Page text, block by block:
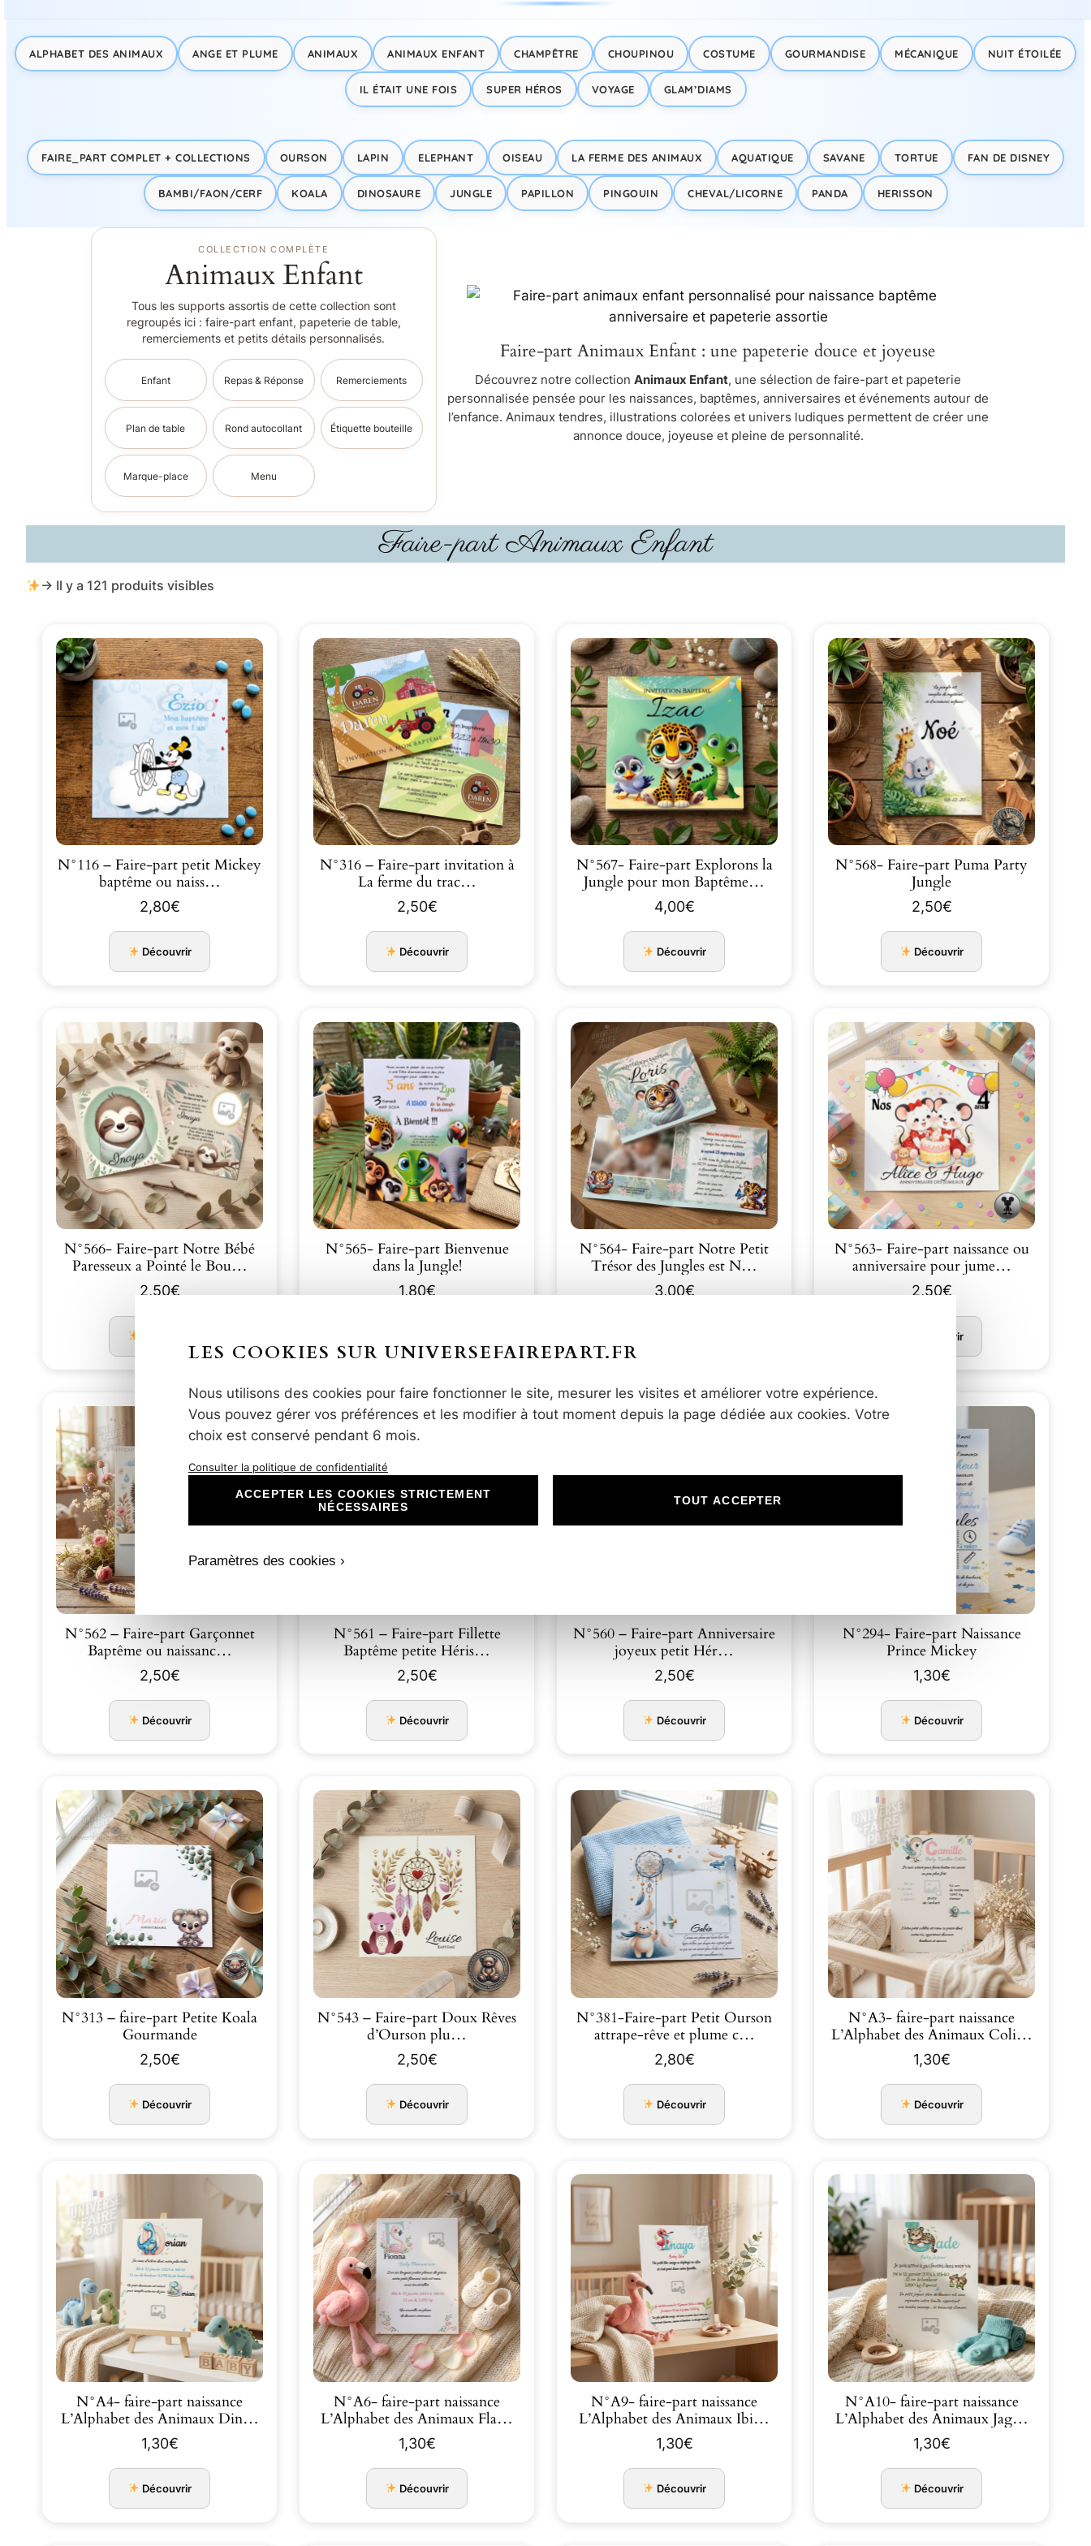
e
r
ALPHABET DES ANIMAUX ANGE ET PLUME ANIMAUX ANIMAUX ENFANT CHAMPÊTRE CHOUPINOU COSTUME GOURMANDISE MÉCANIQUE NUIT ÉTOILÉE
IL ÉTAIT UNE FOIS SUPER HÉROS VOYAGE GLAM’DIAMS
FAIRE_PART COMPLET + COLLECTIONS OURSON LAPIN ELEPHANT OISEAU LA FERME DES ANIMAUX AQUATIQUE SAVANE TORTUE FAN DE DISNEY
BAMBI/FAON/CERF KOALA DINOSAURE JUNGLE PAPILLON PINGOUIN CHEVAL/LICORNE PANDA HERISSON
COLLECTION COMPLÈTE
Animaux Enfant
Tous les supports assortis de cette collection sont
regroupés ici : faire-part enfant, papeterie de table,
remerciements et petits détails personnalisés.
Enfant Repas & Réponse Remerciements
Plan de table Rond autocollant Étiquette bouteille
Marque-place Menu
Faire-part Animaux Enfant : une papeterie douce et joyeuse
Découvrez notre collectionAnimaux Enfant, une sélection de faire-part et papeterie
personnalisée pensée pour les naissances, baptêmes, anniversaires et événements autour de
l’enfance. Animaux tendres, illustrations colorées et univers ludiques permettent de créer une
annonce douce, joyeuse et pleine de personnalité.
Faire-part Animaux Enfant
→ Il y a 121 produits visibles
N°116 – Faire-part petit Mickey
baptême ou naiss…
2,80€
Découvrir
N°316 – Faire-part invitation à
La ferme du trac…
2,50€
Découvrir
N°567- Faire-part Explorons la
Jungle pour mon Baptême…
4,00€
Découvrir
N°568- Faire-part Puma Party
Jungle
2,50€
Découvrir
N°566- Faire-part Notre Bébé
Paresseux a Pointé le Bou…
2,50€
N°565- Faire-part Bienvenue
dans la Jungle!
1,80€
N°564- Faire-part Notre Petit
Trésor des Jungles est N…
3,00€
N°563- Faire-part naissance ou
anniversaire pour jume…
2,50€
Découvrir
N°562 – Faire-part Garçonnet
Baptême ou naissanc…
2,50€
Découvrir
N°561 – Faire-part Fillette
Baptême petite Héris…
2,50€
Découvrir
N°560 – Faire-part Anniversaire
joyeux petit Hér…
2,50€
Découvrir
N°294- Faire-part Naissance
Prince Mickey
1,30€
Découvrir
N°313 – faire-part Petite Koala
Gourmande
2,50€
Découvrir
N°543 – Faire-part Doux Rêves
d’Ourson plu…
2,50€
Découvrir
N°381-Faire-part Petit Ourson
attrape-rêve et plume c…
2,80€
Découvrir
N°A3- faire-part naissance
L’Alphabet des Animaux Coli…
1,30€
Découvrir
N°A4- faire-part naissance
L’Alphabet des Animaux Din…
1,30€
Découvrir
N°A6- faire-part naissance
L’Alphabet des Animaux Fla…
1,30€
Découvrir
N°A9- faire-part naissance
L’Alphabet des Animaux Ibi…
1,30€
Découvrir
N°A10- faire-part naissance
L’Alphabet des Animaux Jag…
1,30€
Découvrir
LES COOKIES SUR UNIVERSEFAIREPART.FR
Nous utilisons des cookies pour faire fonctionner le site, mesurer les visites et améliorer votre expérience.
Vous pouvez gérer vos préférences et les modifier à tout moment depuis la page dédiée aux cookies. Votre
choix est conservé pendant 6 mois.
Consulter la politique de confidentialité
ACCEPTER LES COOKIES STRICTEMENT
NÉCESSAIRES
Paramètres des cookies ›
TOUT ACCEPTER